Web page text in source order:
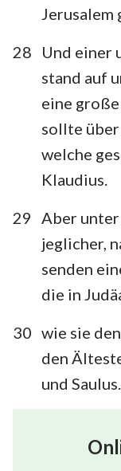
Jerusalem
28
Und einer
stand auf
eine
sollte über
welche
Klaudius.
29
Aber
jeglicher,
senden
die in
30 wie sie
den
und Saulus.